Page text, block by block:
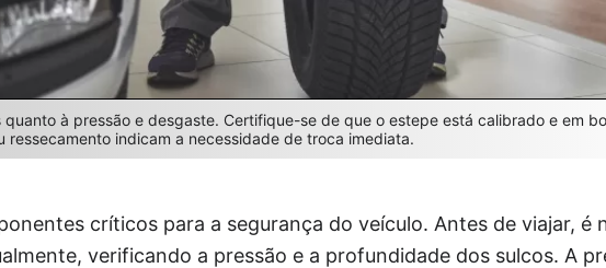
quanto à pressão e desgaste. Certifique-se de que o estepe está calibrado e em
ressecamento indicam a necessidade de troca imediata.
críticos para a segurança do veículo. Antes de viajar, é
verificando a pressão e a profundidade dos sulcos. A